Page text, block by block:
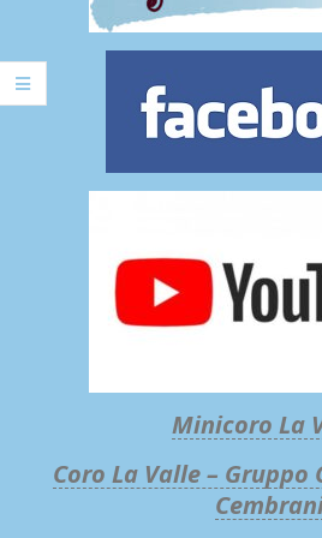
Minicoro La
Coro La Valle –